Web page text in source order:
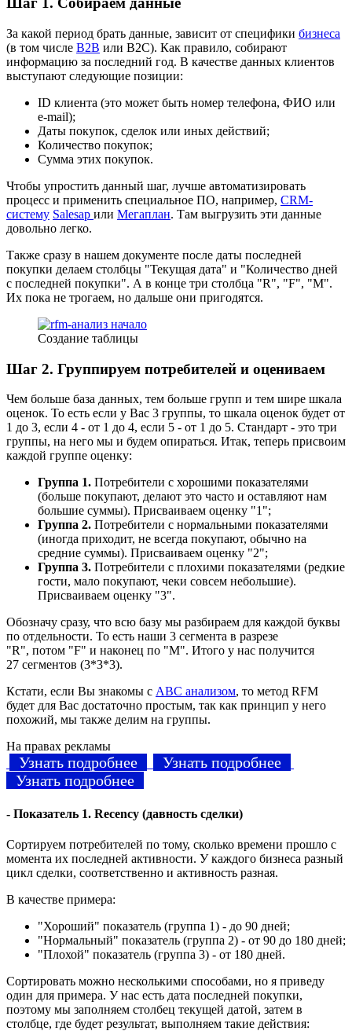
За какой период брать данные, зависит от специфики бизнеса
(в том числе B2B или B2C). Как правило, собирают
информацию за последний год. В качестве данных клиентов
выступают следующие позиции:
ID клиента (это может быть номер телефона, ФИО или
e-mail);
Даты покупок, сделок или иных действий;
Количество покупок;
Сумма этих покупок.
Чтобы упростить данный шаг, лучше автоматизировать
процесс и применить специальное ПО, например, CRM-
систему Salesap или Мегаплан. Там выгрузить эти данные
довольно легко.
Также сразу в нашем документе после даты последней
покупки делаем столбцы "Текущая дата" и "Количество дней
с последней покупки". А в конце три столбца "R", "F", "M".
Их пока не трогаем, но дальше они пригодятся.
Создание таблицы
Шаг 2. Группируем потребителей и оцениваем
Чем больше база данных, тем больше групп и тем шире шкала
оценок. То есть если у Вас 3 группы, то шкала оценок будет от
1 до 3, если 4 - от 1 до 4, если 5 - от 1 до 5. Стандарт - это три
группы, на него мы и будем опираться. Итак, теперь присвоим
каждой группе оценку:
Группа 1. Потребители с хорошими показателями
(больше покупают, делают это часто и оставляют нам
большие суммы). Присваиваем оценку "1";
Группа 2. Потребители с нормальными показателями
(иногда приходит, не всегда покупают, обычно на
средние суммы). Присваиваем оценку "2";
Группа 3. Потребители с плохими показателями (редкие
гости, мало покупают, чеки совсем небольшие).
Присваиваем оценку "3".
Обозначу сразу, что всю базу мы разбираем для каждой буквы
по отдельности. То есть наши 3 сегмента в разрезе
"R", потом "F" и наконец по "M". Итого у нас получится
27 сегментов (3*3*3).
Кстати, если Вы знакомы с ABC анализом, то метод RFM
будет для Вас достаточно простым, так как принцип у него
похожий, мы также делим на группы.
На правах рекламы
Узнать подробнее
Узнать подробнее
Узнать подробнее
- Показатель 1. Recency (давность сделки)
Сортируем потребителей по тому, сколько времени прошло с
момента их последней активности. У каждого бизнеса разный
цикл сделки, соответственно и активность разная.
В качестве примера:
"Хороший" показатель (группа 1) - до 90 дней;
"Нормальный" показатель (группа 2) - от 90 до 180 дней;
"Плохой" показатель (группа 3) - от 180 дней.
Сортировать можно несколькими способами, но я приведу
один для примера. У нас есть дата последней покупки,
поэтому мы заполняем столбец текущей датой, затем в
столбце, где будет результат, выполняем такие действия: